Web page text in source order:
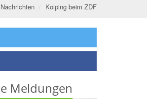
Nachrichten Kolping beim ZDF
Meldungen